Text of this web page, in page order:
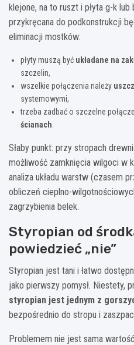
klejone, na to ruszt i płyta g-k lub
przykręcana do podkonstrukcji
eliminacji mostków:
płyty muszą być układane na
szczelin,
wszelkie połączenia należy
systemowymi,
trzeba zadbać o szczelne
ścianach
Słaby punkt: przy stropach
możliwość zamknięcia wilgoci w
analiza układu warstw (czasem
obliczeń cieplno-
zagrzybienia belek.
Styropian od
powiedzieć „nie”
Styropian jest tani i łatwo
jako pierwszy pomysł. Niestety,
styropian jest jednym z
bezpośrednio do stropu i
Problemem nie jest sama